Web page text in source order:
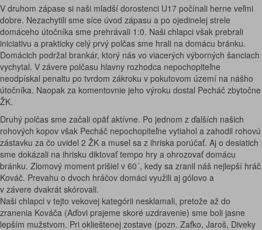
V druhom zápase si naši mladší dorostenci U17 počínali herne veľmi
dobre. Nezachytili sme síce úvod zápasu a po ojedinelej strele
domáceho útočníka sme prehrávali 1:0. Naši chlapci však prebrali
iniciativu a prakticky celý prvý polčas sme hrali na domácu bránku.
Domácich podržal brankár, ktorý nás vo viacerých výborných šanciach
vychytal. V závere polčasu hlavny rozhodca nepochopiteľne
neodpískal penaltu po tvrdom zákroku v pokutovom území na nášho
útočníka. Naopak za komentovnie jeho výroku dostal Pecháč zbytočne
ŽK.
Druhý polčas sme začali opäť aktívne. Po jednom z ďalších našich
rohových kopov však Pecháč nepochopiteľne vytiahol a zahodil rohovú
zástavku za čo uvidel 2 ŽK a musel sa z ihriska porúčať. Aj o desiatich
sme dokázali na ihrisku diktovať tempo hry a ohrozovať domácu
bránku. Zlomový moment prišiel v 60´, kedy sa zranil náš nejlepší hráč
Kováč. Prevahu o dvoch hráčov domáci využili aj gólovo a
v závere dvakrát skórovali.
Naši chlapci v tejto vekovej kategórii nesklamali, pretože až do
zranenia Kováča (Aďovi prajeme skoré uzdravenie) sme boli jasne
lepším mužstvom. Pri oklieštenej zostave (pozn. Zaťko, Jaroš, Diveky